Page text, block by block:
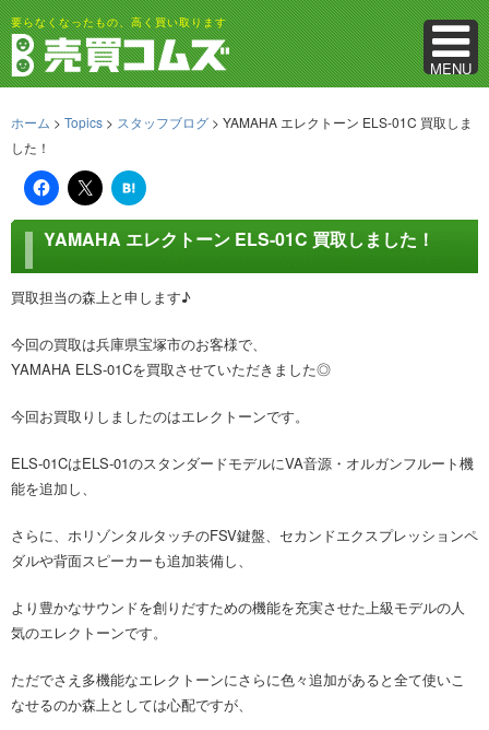
MENU
要らなくなったもの、高く買い取ります
ホーム > Topics > スタッフブログ > YAMAHA エレクトーン ELS-01C 買取しま
した！
は
て
ブ
ッ
マ
ク
YAMAHA エレクトーン ELS-01C 買取しました！
買取担当の森上と申します♪
今回の買取は兵庫県宝塚市のお客様で、
YAMAHA ELS-01Cを買取させていただきました◎
今回お買取りしましたのはエレクトーンです。
ELS-01CはELS-01のスタンダードモデルにVA音源・オルガンフルート機
能を追加し、
さらに、ホリゾンタルタッチのFSV鍵盤、セカンドエクスプレッションペ
ダルや背面スピーカーも追加装備し、
より豊かなサウンドを創りだすための機能を充実させた上級モデルの人
気のエレクトーンです。
ただでさえ多機能なエレクトーンにさらに色々追加があると全て使いこ
なせるのか森上としては心配ですが、